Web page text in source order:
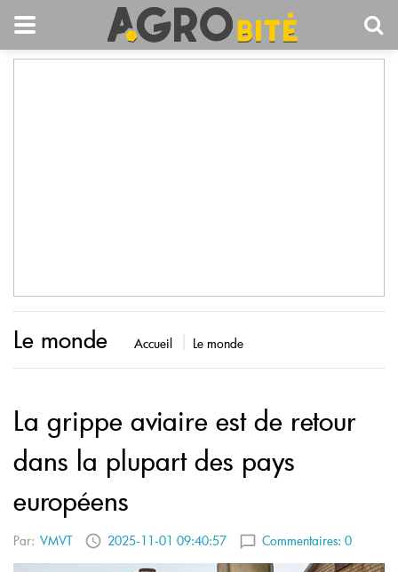
Le monde Accueil Le monde
La grippe aviaire est de retour
dans la plupart des pays
européens
Par: VMVT 2025-11-01 09:40:57 Commentaires: 0